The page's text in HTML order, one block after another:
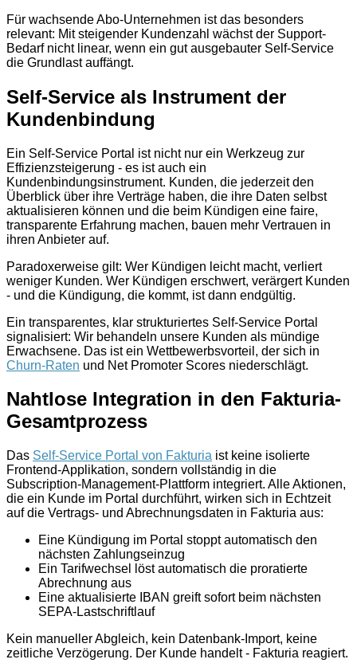
Für wachsende Abo-Unternehmen ist das besonders
relevant: Mit steigender Kundenzahl wächst der Support-
Bedarf nicht linear, wenn ein gut ausgebauter Self-Service
die Grundlast auffängt.
Self-Service als Instrument der
Kundenbindung
Ein Self-Service Portal ist nicht nur ein Werkzeug zur
Effizienzsteigerung - es ist auch ein
Kundenbindungsinstrument. Kunden, die jederzeit den
Überblick über ihre Verträge haben, die ihre Daten selbst
aktualisieren können und die beim Kündigen eine faire,
transparente Erfahrung machen, bauen mehr Vertrauen in
ihren Anbieter auf.
Paradoxerweise gilt: Wer Kündigen leicht macht, verliert
weniger Kunden. Wer Kündigen erschwert, verärgert Kunden
- und die Kündigung, die kommt, ist dann endgültig.
Ein transparentes, klar strukturiertes Self-Service Portal
signalisiert: Wir behandeln unsere Kunden als mündige
Erwachsene. Das ist ein Wettbewerbsvorteil, der sich in
Churn-Raten und Net Promoter Scores niederschlägt.
Nahtlose Integration in den Fakturia-
Gesamtprozess
Das Self-Service Portal von Fakturia ist keine isolierte
Frontend-Applikation, sondern vollständig in die
Subscription-Management-Plattform integriert. Alle Aktionen,
die ein Kunde im Portal durchführt, wirken sich in Echtzeit
auf die Vertrags- und Abrechnungsdaten in Fakturia aus:
Eine Kündigung im Portal stoppt automatisch den
nächsten Zahlungseinzug
Ein Tarifwechsel löst automatisch die proratierte
Abrechnung aus
Eine aktualisierte IBAN greift sofort beim nächsten
SEPA-Lastschriftlauf
Kein manueller Abgleich, kein Datenbank-Import, keine
zeitliche Verzögerung. Der Kunde handelt - Fakturia reagiert.